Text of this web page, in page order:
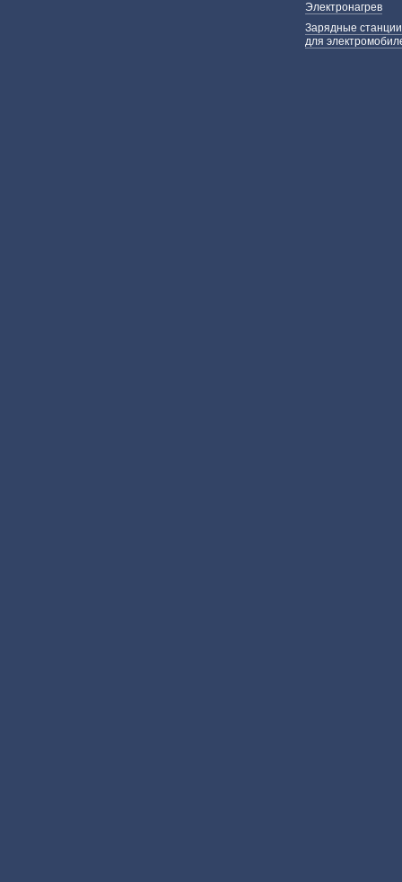
Электронагрев
Зарядные станции
для